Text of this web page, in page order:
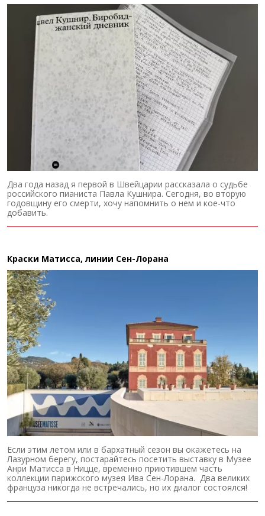
Два года назад я первой в Швейцарии рассказала о судьбе
российского пианиста Павла Кушнира. Сегодня, во вторую
годовщину его смерти, хочу напомнить о нем и кое-что
добавить.
Краски Матисса, линии Сен-Лорана
Если этим летом или в бархатный сезон вы окажетесь на
Лазурном берегу, постарайтесь посетить выставку в Музее
Анри Матисса в Ницце, временно приютившем часть
коллекции парижского музея Ива Сен-Лорана. Два великих
француза никогда не встречались, но их диалог состоялся!